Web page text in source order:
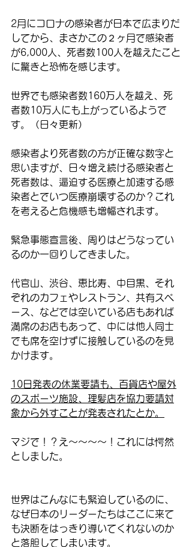
2月にコロナの感染者が日本で広まりだ
してから、まさかこの２ヶ月で感染者
が6,000人、死者数100人を越えたこと
に驚きと恐怖を感じます。
世界でも感染者数160万人を越え、死
者数10万人にも上がっているようで
す。（日々更新）
感染者より死者数の方が正確な数字と
思いますが、日々増え続ける感染者と
死者数は、逼迫する医療と加速する感
染者とでいつ医療崩壊するのか？これ
を考えると危機感も増幅されます。
緊急事態宣言後、周りはどうなってい
るのか一回りしてきました。
代官山、渋谷、恵比寿、中目黒、それ
ぞれのカフェやレストラン、共有スペ
ース、などでは空いている店もあれば
満席のお店もあって、中には他人同士
でも席を空けずに接触しているのを見
かけます。
10日発表の休業要請も、百貨店や屋外
のスポーツ施設、理髪店を協力要請対
象から外すことが発表されたとか。
マジで！？え〜〜〜〜！これには愕然
としました。
世界はこんなにも緊迫しているのに、
なぜ日本のリーダーたちはここに来て
も決断をはっきり導いてくれないのか
と落胆してしまいます。